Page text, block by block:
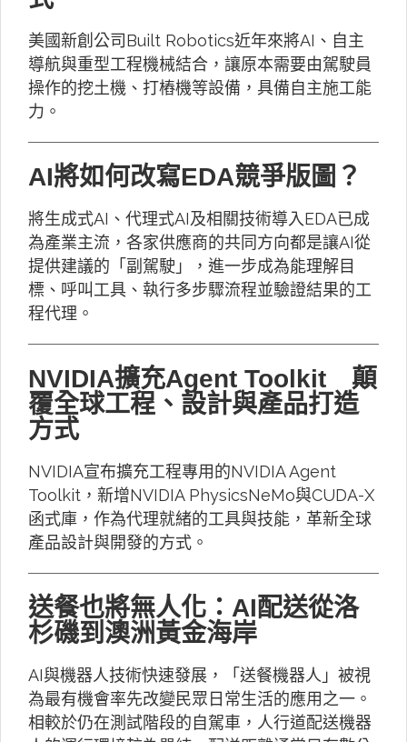
美國新創公司Built Robotics近年來將AI、自主
導航與重型工程機械結合，讓原本需要由駕駛員
操作的挖土機、打樁機等設備，具備自主施工能
力。
AI將如何改寫EDA競爭版圖？
將生成式AI、代理式AI及相關技術導入EDA已成
為產業主流，各家供應商的共同方向都是讓AI從
提供建議的「副駕駛」，進一步成為能理解目
標、呼叫工具、執行多步驟流程並驗證結果的工
程代理。
NVIDIA擴充Agent Toolkit 顛
覆全球工程、設計與產品打造
方式
NVIDIA宣布擴充工程專用的NVIDIA Agent
Toolkit，新增NVIDIA PhysicsNeMo與CUDA-X
函式庫，作為代理就緒的工具與技能，革新全球
產品設計與開發的方式。
送餐也將無人化：AI配送從洛
杉磯到澳洲黃金海岸
AI與機器人技術快速發展，「送餐機器人」被視
為最有機會率先改變民眾日常生活的應用之一。
相較於仍在測試階段的自駕車，人行道配送機器